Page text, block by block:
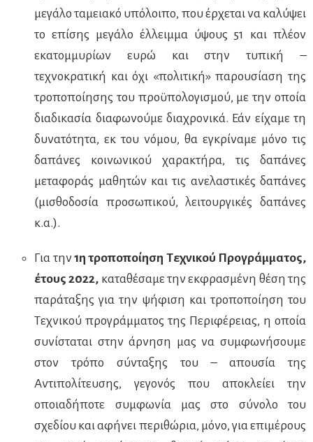
μεγάλο ταμειακό υπόλοιπο, που έρχεται να καλύψει
το επίσης μεγάλο έλλειμμα ύψους 51 και πλέον
εκατομμυρίων ευρώ και στην τυπική –
τεχνοκρατική και όχι «πολιτική» παρουσίαση της
τροποποίησης του προϋπολογισμού, με την οποία
διαδικασία διαφωνούμε διαχρονικά. Εάν είχαμε τη
δυνατότητα, εκ του νόμου, θα εγκρίναμε μόνο τις
δαπάνες κοινωνικού χαρακτήρα, τις δαπάνες
μεταφοράς μαθητών και τις ανελαστικές δαπάνες
(μισθοδοσία προσωπικού, λειτουργικές δαπάνες
κ.α.).
Για την 1η τροποποίηση Τεχνικού Προγράμματος,
έτους 2022, καταθέσαμε την εκφρασμένη θέση της
παράταξης για την ψήφιση και τροποποίηση του
Τεχνικού προγράμματος της Περιφέρειας, η οποία
συνίσταται στην άρνηση μας να συμφωνήσουμε
στον τρόπο σύνταξης του – απουσία της
Αντιπολίτευσης, γεγονός που αποκλείει την
οποιαδήποτε συμφωνία μας στο σύνολο του
σχεδίου και αφήνει περιθώρια, μόνο, για επιμέρους